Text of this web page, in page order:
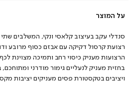
על המוצר
סנדלי עקב בעיצוב קלאסי ונקי, המשלבים
רצועת קרסול דקיקה עם אבזם כסוף מרובע
הרצועות מעניק כיסוי רחב ותמיכה מצוינת
בחזית מעניק לנעליים גימור מודרני
ויציבים בטקסטורת פסים מעניקים יציבות